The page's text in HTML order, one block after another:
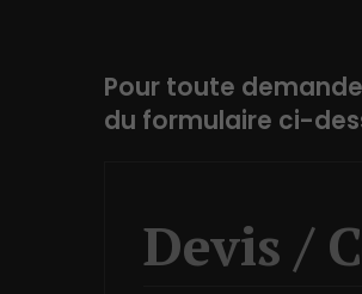
Pour toute
du formulaire ci-
Devis /